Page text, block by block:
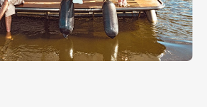
Marianne Venkov & styl